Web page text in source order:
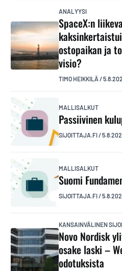
ANALYYSI
SpaceX:n
ostopaikan ja
visio?
TIMO HEIKKILÄ /
MALLISALKUT
Passiivinen
SIJOITTAJA.FI/
MALLISALKUT
Suomi
SIJOITTAJA.FI/
KANSAINVÄLINEN
Novo Nordisk
osake laski –
odotuksista